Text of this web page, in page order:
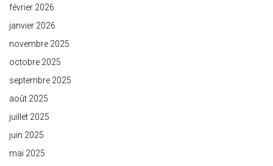
février 2026
janvier 2026
novembre 2025
octobre 2025
septembre 2025
août 2025
juillet 2025
juin 2025
mai 2025